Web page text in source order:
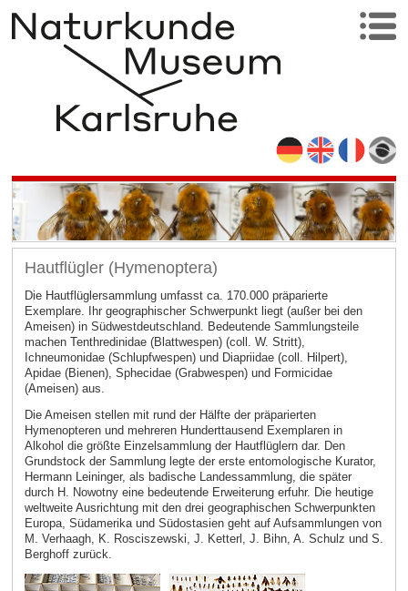
Hautflügler (Hymenoptera)
Die Hautflüglersammlung umfasst ca. 170.000 präparierte
Exemplare. Ihr geographischer Schwerpunkt liegt (außer bei den
Ameisen) in Südwestdeutschland. Bedeutende Sammlungsteile
machen Tenthredinidae (Blattwespen) (coll. W. Stritt),
Ichneumonidae (Schlupfwespen) und Diapriidae (coll. Hilpert),
Apidae (Bienen), Sphecidae (Grabwespen) und Formicidae
(Ameisen) aus.
Die Ameisen stellen mit rund der Hälfte der präparierten
Hymenopteren und mehreren Hunderttausend Exemplaren in
Alkohol die größte Einzelsammlung der Hautflüglern dar. Den
Grundstock der Sammlung legte der erste entomologische Kurator,
Hermann Leininger, als badische Landessammlung, die später
durch H. Nowotny eine bedeutende Erweiterung erfuhr. Die heutige
weltweite Ausrichtung mit den drei geographischen Schwerpunkten
Europa, Südamerika und Südostasien geht auf Aufsammlungen von
M. Verhaagh, K. Rosciszewski, J. Ketterl, J. Bihn, A. Schulz und S.
Berghoff zurück.